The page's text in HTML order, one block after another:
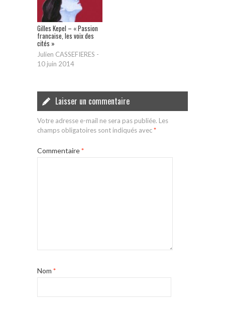
Gilles Kepel – « Passion
francaise, les voix des
cités »
Julien CASSEFIERES -
10 juin 2014
Laisser un commentaire
Votre adresse e-mail ne sera pas publiée. Les
champs obligatoires sont indiqués avec*
Commentaire*
Nom *